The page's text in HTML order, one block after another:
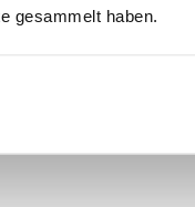
gesammelt haben.